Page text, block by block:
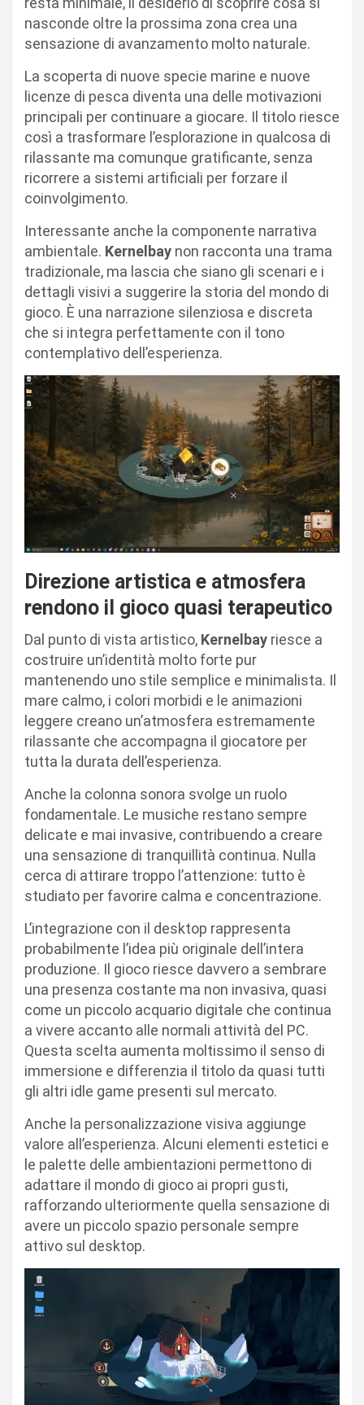
nasconde oltre la prossima zona crea una
sensazione di avanzamento molto naturale.
La scoperta di nuove specie marine e nuove
licenze di pesca diventa una delle motivazioni
principali per continuare a giocare. Il titolo riesce
così a trasformare l’esplorazione in qualcosa di
rilassante ma comunque gratificante, senza
ricorrere a sistemi artificiali per forzare il
coinvolgimento.
Interessante anche la componente narrativa
ambientale. Kernelbay non racconta una trama
tradizionale, ma lascia che siano gli scenari e i
dettagli visivi a suggerire la storia del mondo di
gioco. È una narrazione silenziosa e discreta
che si integra perfettamente con il tono
contemplativo dell’esperienza.
Direzione artistica e atmosfera
rendono il gioco quasi terapeutico
Dal punto di vista artistico, Kernelbay riesce a
costruire un’identità molto forte pur
mantenendo uno stile semplice e minimalista. Il
mare calmo, i colori morbidi e le animazioni
leggere creano un’atmosfera estremamente
rilassante che accompagna il giocatore per
tutta la durata dell’esperienza.
Anche la colonna sonora svolge un ruolo
fondamentale. Le musiche restano sempre
delicate e mai invasive, contribuendo a creare
una sensazione di tranquillità continua. Nulla
cerca di attirare troppo l’attenzione: tutto è
studiato per favorire calma e concentrazione.
L’integrazione con il desktop rappresenta
probabilmente l’idea più originale dell’intera
produzione. Il gioco riesce davvero a sembrare
una presenza costante ma non invasiva, quasi
come un piccolo acquario digitale che continua
a vivere accanto alle normali attività del PC.
Questa scelta aumenta moltissimo il senso di
immersione e differenzia il titolo da quasi tutti
gli altri idle game presenti sul mercato.
Anche la personalizzazione visiva aggiunge
valore all’esperienza. Alcuni elementi estetici e
le palette delle ambientazioni permettono di
adattare il mondo di gioco ai propri gusti,
rafforzando ulteriormente quella sensazione di
avere un piccolo spazio personale sempre
attivo sul desktop.